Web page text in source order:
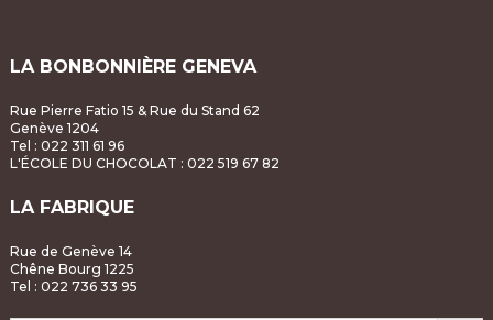
LA BONBONNIÈRE GENEVA
Rue Pierre Fatio 15 & Rue du Stand 62
Genève 1204
Tel : 022 311 61 96
L'ÉCOLE DU CHOCOLAT : 022 519 67 82
LA FABRIQUE
Rue de Genève 14
Chêne Bourg 1225
Tel : 022 736 33 95